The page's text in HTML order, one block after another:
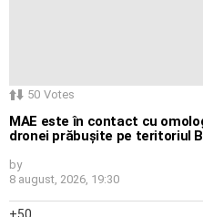
50 Votes
MAE este în contact cu
dronei prăbușite pe teritoriul
by
8 august, 2026, 19:30